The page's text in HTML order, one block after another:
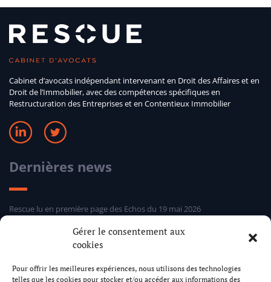
Gérer le consentement aux
cookies
Pour offrir les meilleures expériences, nous utilisons des technologies
telles que les cookies pour stocker et/ou accéder aux informations des
Cabinet d’avocats indépendant intervenant en Droit des Affaires et en
Droit de l’Immobilier, avec des compétences spécifiques en
Restructuration des Entreprises et en Contentieux Immobilier
Dernières news
Rescue lu en première page des Echos du 19 mai 2026
Sélection hebdomadaire Rescue d’Entreprises Distress 24 mars 2026
Sélection hebdomadaire Rescue d’Entreprises Distress 5 mars 2026